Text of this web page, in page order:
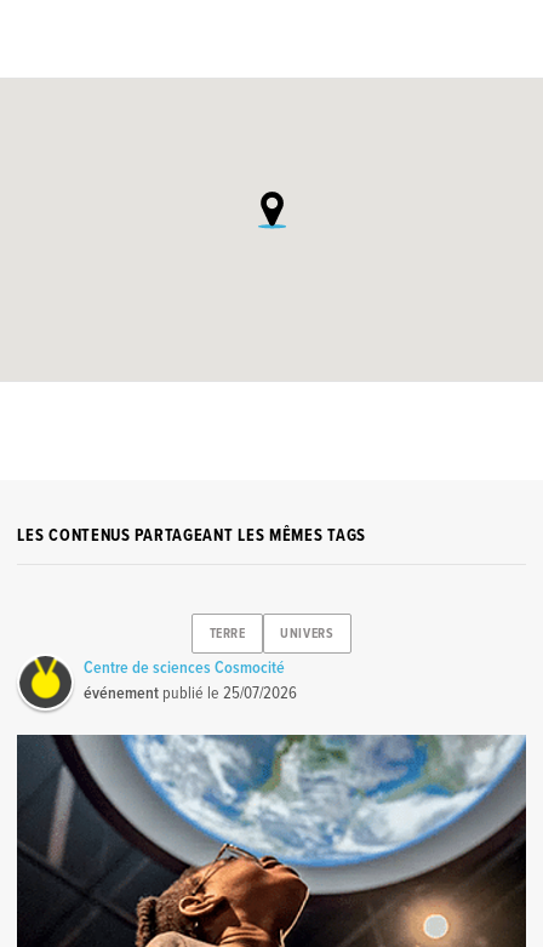
LES CONTENUS PARTAGEANT LES MÊMES TAGS
TERRE UNIVERS
Centre de sciences Cosmocité
événement publié le25/07/2026